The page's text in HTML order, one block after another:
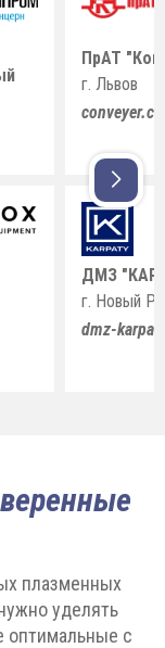
ПрАТ
г. Львов
ДМЗ
г. Новый
dmz-
плазменных
уделять
оптимальные с